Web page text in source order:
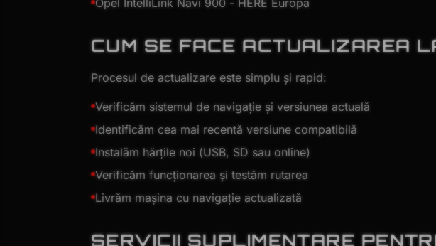
Opel IntelliLink Navi 900 - HERE Europa
CUM SE FACE ACTUALIZAREA
Procesul de actualizare este simplu și rapid:
Verificăm sistemul de navigație și versiunea actuală
Identificăm cea mai recentă versiune compatibilă
Instalăm hărțile noi (USB, SD sau online)
Verificăm funcționarea și testăm rutarea
Livrăm mașina cu navigație actualizată
SERVICII SUPLIMENTARE